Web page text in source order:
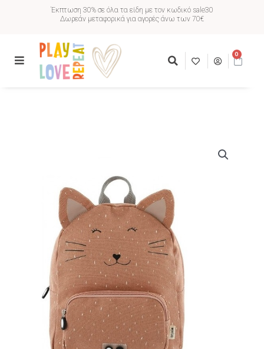
Έκπτωση 30% σε όλα τα είδη με τον κωδικό sale30
Δωρεάν μεταφορικά για αγορές άνω των 70€
0